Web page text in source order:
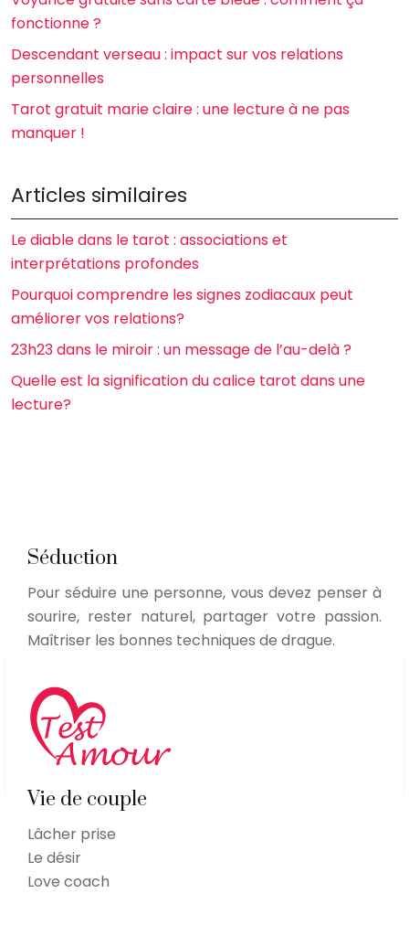
fonctionne ?
Descendant verseau : impact sur vos relations
personnelles
Tarot gratuit marie claire : une lecture à ne pas
manquer !
Articles similaires
Le diable dans le tarot : associations et
interprétations profondes
Pourquoi comprendre les signes zodiacaux peut
améliorer vos relations?
23h23 dans le miroir : un message de l’au-delà ?
Quelle est la signification du calice tarot dans une
lecture?
Séduction
Pour séduire une personne, vous devez penser à
sourire, rester naturel, partager votre passion.
Maîtriser les bonnes techniques de drague.
Vie de couple
Lâcher prise
Le désir
Love coach